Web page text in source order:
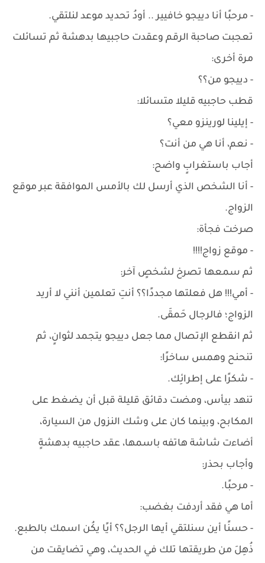
- مرحبًا أنا دييجو خافيير .. أودُ تحديد موعد لنلتقي.
تعجبت صاحبة الرقم وعقدت حاجبيها بدهشة ثم تسائلت
مرة أخرى:
- دييجو من؟؟
قطب حاجبيه قليلا متسائلا:
- إيلينا لورينزو معي؟
- نعم، أنا هي من أنت؟
أجاب باستغرابٍ واضح:
- أنا الشخص الذي أرسل لك بالأمس الموافقة عبر موقع
الزواج.
صرخت فجأة:
- موقع زواج!!!!
ثم سمعها تصرخ لشخصٍ آخر:
- أمي!!! هل فعلتها مجددًا؟؟ أنتِ تعلمين أنني لا أريد
الزواج؛ فالرجال حَمقَى.
ثم انقطع الإتصال مما جعل دييجو يتجمد لثوانٍ، ثم
تنحنح وهمس ساخرًا:
- شكرًا على إطرائِك.
تنهد بيأس، ومضت دقائق قليلة قبل أن يضغط على
المكابح، وبينما كان على وشك النزول من السيارة،
أضاءت شاشة هاتفه باسمها، عقد حاجبيه بدهشةٍ
وأجاب بحذر:
- مرحبًا.
أما هي فقد أردفت بغضب:
- حسنًا أين سنلتقي أيها الرجل؟؟ أيًا يكُن اسمك بالطبع.
ذُهِلَ من طريقتها تلك في الحديث، وهي تضايقت من